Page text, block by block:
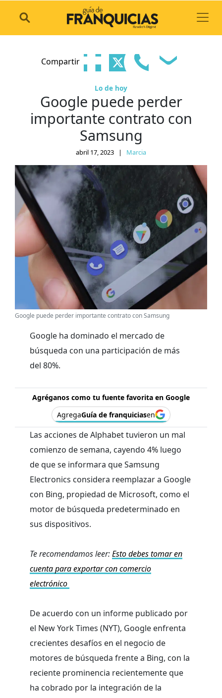
Compartir
Lo de hoy
Google puede perder
importante contrato con
Samsung
abril 17, 2023 | Marcia
Google puede perder importante contrato con Samsung
Google ha dominado el mercado de
búsqueda con una participación de más
del 80%.
Agréganos como tu fuente favorita en Google
AgregaGuía de franquiciasen
Las acciones de Alphabet tuvieron un mal
comienzo de semana, cayendo 4% luego
de que se informara que Samsung
Electronics considera reemplazar a Google
con Bing, propiedad de Microsoft, como el
motor de búsqueda predeterminado en
sus dispositivos.
Te recomendamos leer:Esto debes tomar en
cuenta para exportar con comercio
electrónico
De acuerdo con un informe publicado por
el New York Times (NYT), Google enfrenta
crecientes desafíos en el negocio de
motores de búsqueda frente a Bing, con la
reciente prominencia recientemente que
ha cobrado por la integración de la